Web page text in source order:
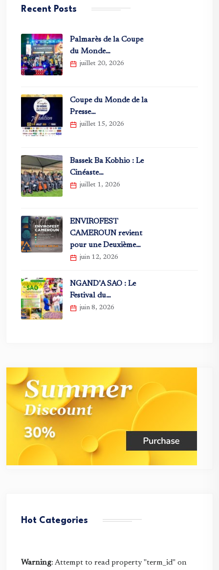
Recent Posts
Palmarès de la Coupe
du Monde…
juillet 20, 2026
Coupe du Monde de la
Presse…
juillet 15, 2026
Bassek Ba Kobhio : Le
Cinéaste…
juillet 1, 2026
ENVIROFEST
CAMEROUN revient
pour une Deuxième…
juin 12, 2026
NGAND’A SAO : Le
Festival du…
juin 8, 2026
Hot Categories
Warning: Attempt to read property "term_id" on